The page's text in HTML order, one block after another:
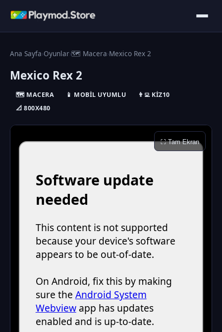
Ana Sayfa›Oyunlar›🗺️ Macera›Mexico Rex 2
Mexico Rex 2
🗺️ MACERA 📱 MOBIL UYUMLU
👨‍💻 KIZ10
📐 800X480
⛶ Tam Ekran